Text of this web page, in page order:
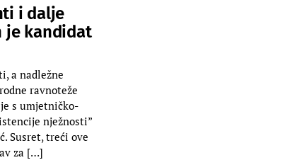
i dalje
je kandidat
a nadležne
ravnoteže
s umjetničko-
nježnosti”
Susret, treći ove
za […]